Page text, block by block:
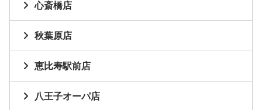
心斎橋店
秋葉原店
恵比寿駅前店
八王子オーパ店